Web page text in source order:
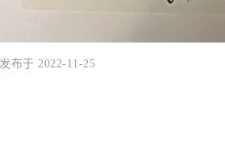
发布于 2022-11-25